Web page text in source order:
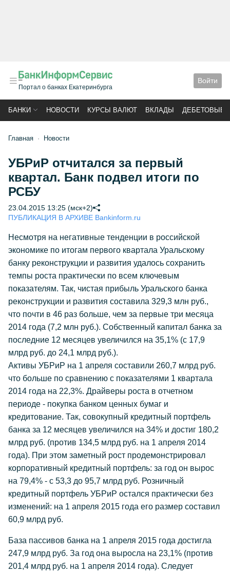
Портал о банках Екатеринбурга
Войти
БАНКИ НОВОСТИ КУРСЫ ВАЛЮТ ВКЛАДЫ ДЕБЕТОВЫЕ
Главная Новости
УБРиР отчитался за первый
квартал. Банк подвел итоги по
РСБУ
23.04.2015 13:25 (мск+2)
ПУБЛИКАЦИЯ В АРХИВЕ Bankinform.ru
Несмотря на негативные тенденции в российской
экономике по итогам первого квартала Уральскому
банку реконструкции и развития удалось сохранить
темпы роста практически по всем ключевым
показателям. Так, чистая прибыль Уральского банка
реконструкции и развития составила 329,3 млн руб.,
что почти в 46 раз больше, чем за первые три месяца
2014 года (7,2 млн руб.). Собственный капитал банка за
последние 12 месяцев увеличился на 35,1% (с 17,9
млрд руб. до 24,1 млрд руб.).
Активы УБРиР на 1 апреля составили 260,7 млрд руб.
что больше по сравнению с показателями 1 квартала
2014 года на 22,3%. Драйверы роста в отчетном
периоде - покупка банком ценных бумаг и
кредитование. Так, совокупный кредитный портфель
банка за 12 месяцев увеличился на 34% и достиг 180,2
млрд руб. (против 134,5 млрд руб. на 1 апреля 2014
года). При этом заметный рост продемонстрировал
корпоративный кредитный портфель: за год он вырос
на 79,4% - с 53,3 до 95,7 млрд руб. Розничный
кредитный портфель УБРиР остался практически без
изменений: на 1 апреля 2015 года его размер составил
60,9 млрд руб.
База пассивов банка на 1 апреля 2015 года достигла
247,9 млрд руб. За год она выросла на 23,1% (против
201,4 млрд руб. на 1 апреля 2014 года). Следует